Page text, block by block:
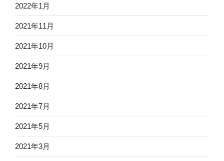
2022年1月
2021年11月
2021年10月
2021年9月
2021年8月
2021年7月
2021年5月
2021年3月